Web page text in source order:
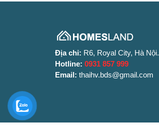
Địa chỉ: R6, Royal City, Hà Nội.
Hotline: 0931 857 999
Email: thaihv.bds@gmail.com